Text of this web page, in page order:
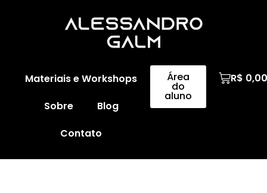
Materiais e Workshops
Sobre
Blog
Contato
Área
do
aluno
R$ 0,00